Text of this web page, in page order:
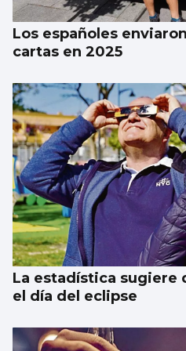
Los españoles
cartas en 2025
La estadística sugiere
el día del eclipse